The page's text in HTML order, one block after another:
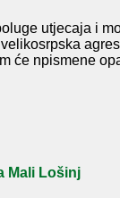
utjecaja i
će npismene
Mali Lošinj